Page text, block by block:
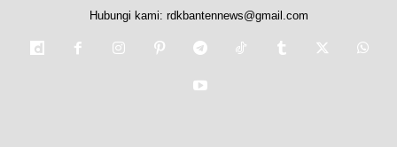
Hubungi kami: rdkbantennews@gmail.com